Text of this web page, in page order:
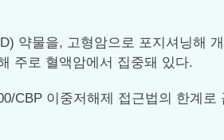
약물을, 고형암으로 포지셔닝해
주로 혈액암에서 집중돼 있다.
CBP 이중저해제 접근법의 한계